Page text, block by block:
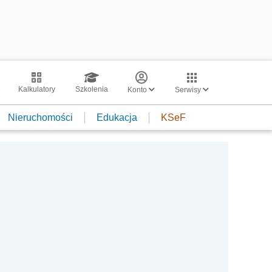
Kalkulatory Szkolenia Konto Serwisy
Nieruchomości Edukacja KSeF